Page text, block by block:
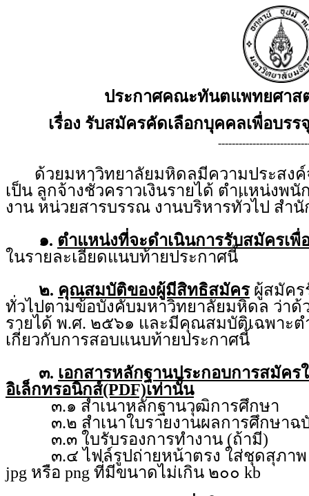
ประกาศคณะทันตแพทยศาส
เรื่อง รับสมัครคัดเลือกบุคคลเพื่อบรร
ด้วยมหาวิทยาลัยมหิดลมีความประสงค์
เป็น ลูกจ้างชั่วคราวเงินรายได้ ตำแหน่งพ
งาน หน่วยสารบรรณ งานบริหารทั่วไป ส
๑. ตำแหน่งที่จะดำเนินการรับสมัครเพื่
ในรายละเอียดแนบท้ายประกาศนี้
๒. คุณสมบัติของผู้มีสิทธิสมัครผู้สมัคร
ทั่วไปตามข้อบังคับมหาวิทยาลัยมหิดล ว่าด้
รายได้ พ.ศ. ๒๕๖๑ และมีคุณสมบัติเฉพาะต
เกี่ยวกับการสอบแนบท้ายประกาศนี้
๓. เอกสารหลักฐานประกอบการสมัค
อิเล็กทรอนิกส์(PDF)เท่านั้น
๓.๑ สำเนาหลักฐานวุฒิการศึกษา
๓.๒ สำเนาใบรายงานผลการศึกษาฉ
๓.๓ ใบรับรองการทำงาน (ถ้ามี)
๓.๔ ไฟล์รูปถ่ายหน้าตรง ใส่ชุดสุภาพ ถ่
jpg หรือ png ที่มีขนาดไม่เกิน ๒๐๐ kb